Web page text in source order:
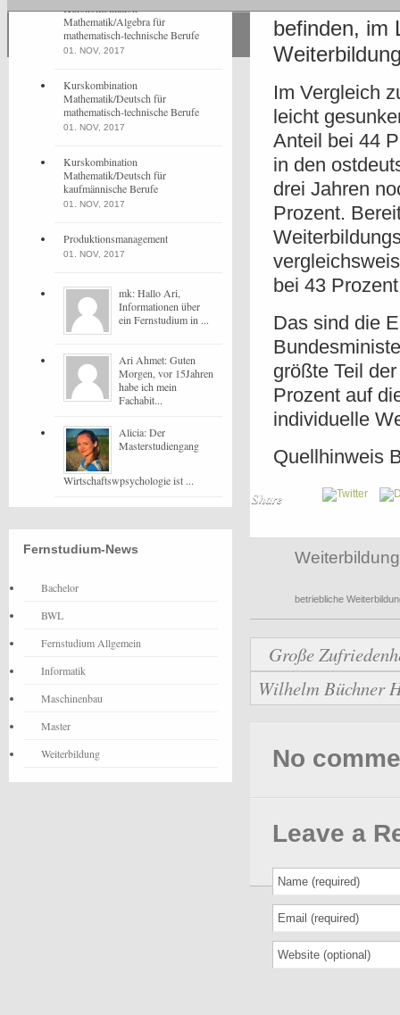
befinden, im
Im Vergleich
leicht
Anteil bei 44
in den
drei Jahren
Prozent.
bei 43
Das sind die
größte Teil
Prozent auf
individuelle
Quellhinweis
Share
Weiterbildung
betriebliche
Große
Wilhelm Büchner
No
Leave a
Kurskombination
Mathematik/Algebra für
mathematisch-technische Berufe
01. NOV, 2017
Kurskombination
Mathematik/Deutsch für
mathematisch-technische Berufe
01. NOV, 2017
Kurskombination
Mathematik/Deutsch für
kaufmännische Berufe
01. NOV, 2017
Produktionsmanagement
01. NOV, 2017
mk: Hallo Ari,
Informationen über
ein Fernstudium in ...
Ari Ahmet: Guten
Morgen, vor 15Jahren
habe ich mein
Fachabit...
Alicia: Der
Masterstudiengang
Wirtschaftswpsychologie ist ...
Fernstudium-News
Bachelor
BWL
Fernstudium Allgemein
Informatik
Maschinenbau
Master
Weiterbildung